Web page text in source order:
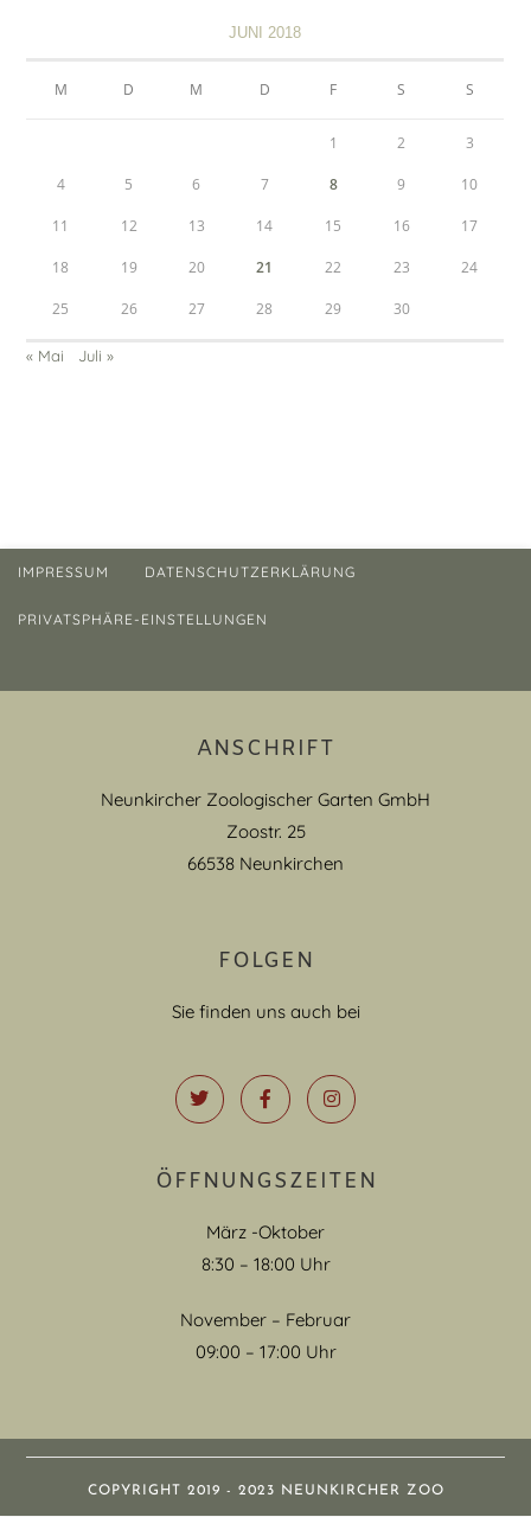
JUNI 2018
M D M D F S S
1 2 3
4 5 6 7 8 9 10
11 12 13 14 15 16 17
18 19 20 21 22 23 24
25 26 27 28 29 30
« Mai Juli »
IMPRESSUM DATENSCHUTZERKLÄRUNG
PRIVATSPHÄRE-EINSTELLUNGEN
ANSCHRIFT
Neunkircher Zoologischer Garten GmbH
Zoostr. 25
66538 Neunkirchen
FOLGEN
Sie finden uns auch bei
ÖFFNUNGSZEITEN
März -Oktober
8:30 – 18:00 Uhr
November – Februar
09:00 – 17:00 Uhr
COPYRIGHT 2019 - 2023 NEUNKIRCHER ZOO